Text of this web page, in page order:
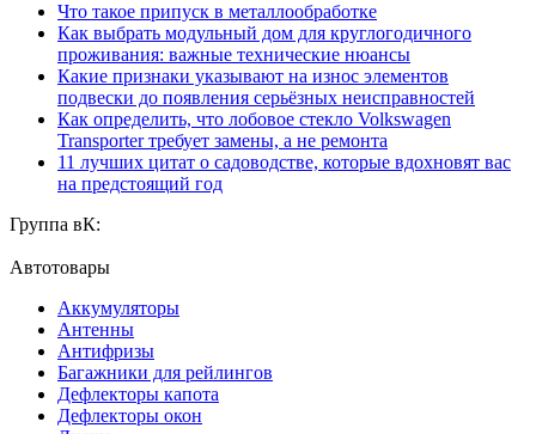
Что такое припуск в металлообработке
Как выбрать модульный дом для круглогодичного
проживания: важные технические нюансы
Какие признаки указывают на износ элементов
подвески до появления серьёзных неисправностей
Как определить, что лобовое стекло Volkswagen
Transporter требует замены, а не ремонта
11 лучших цитат о садоводстве, которые вдохновят вас
на предстоящий год
Группа вК:
Автотовары
Аккумуляторы
Антенны
Антифризы
Багажники для рейлингов
Дефлекторы капота
Дефлекторы окон